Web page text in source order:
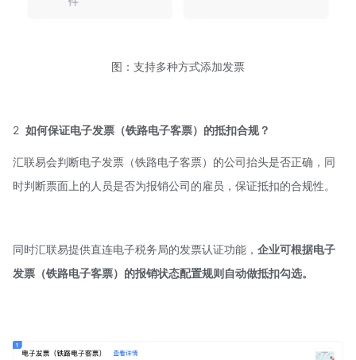
图：支持多种方式添加发票
2 如何保证电子发票（铁路电子客票）的抵扣合规？
汇联易会判断电子发票（铁路电子客票）的公司抬头是否正确，同
时判断票面上的人员是否为报销公司的雇员，保证抵扣的合规性。
同时汇联易提供直连电子税务局的发票认证功能， 企业可根据电子
发票（铁路电子客票）的报销状态配置规则自动做抵扣勾选。